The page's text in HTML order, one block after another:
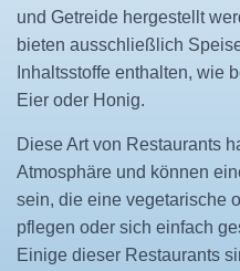
und Getreide hergestellt
bieten ausschließlich
Inhaltsstoffe enthalten, wie
Eier oder Honig.
Diese Art von Restaurants
Atmosphäre und können
sein, die eine vegetarische
pflegen oder sich einfach
Einige dieser Restaurants